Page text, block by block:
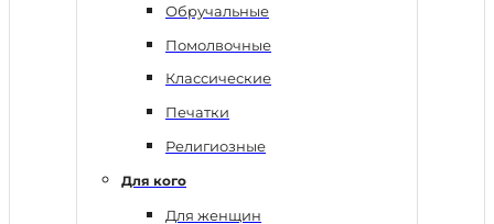
Обручальные
Помолвочные
Классические
Печатки
Религиозные
Для кого
Для женщин